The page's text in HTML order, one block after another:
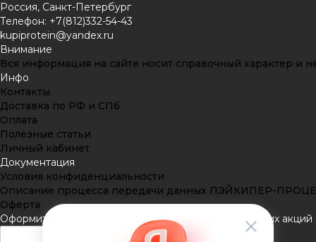
Россия, Санкт-Петербург
Телефон: +7(812)332-54-43
kupiprotein@yandex.ru
Внимание
Вся информация на сайте носит справочный характер и
Инфо
Контакты
Доставка по РФ и СПб
Оплата
Полезные статьи
Личный кабинет
Документация
Условия конфиденциальности
Описание процесса передачи данных ПЭЙКИПЕР-
Оферта
Оформить подписку
Подпишитесь на рассылку наших